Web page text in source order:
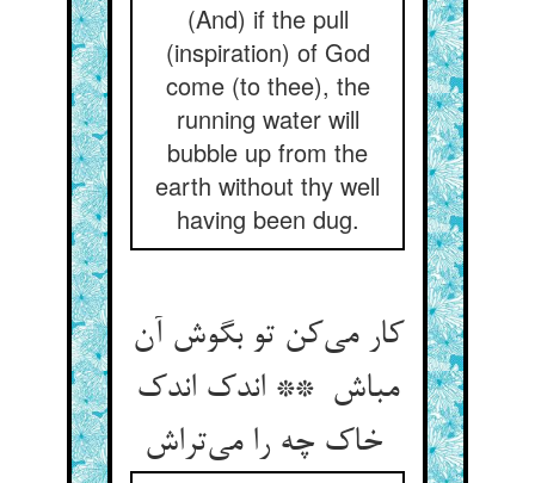
(And) if the pull
(inspiration) of God
come (to thee), the
running water will
bubble up from the
earth without thy well
having been dug.
کار می‌کن تو بگوش آن
مباش ** اندک اندک
خاک چه را می‌تراش